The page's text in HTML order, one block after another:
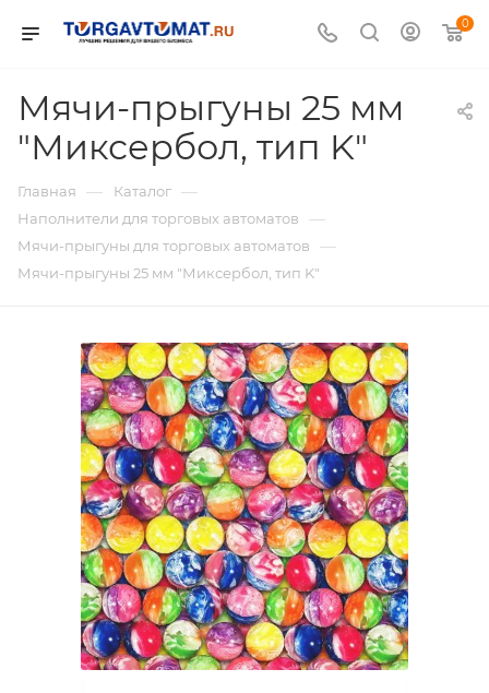
0
Мячи-прыгуны 25 мм
"Миксербол, тип K"
Главная — Каталог —
Наполнители для торговых автоматов —
Мячи-прыгуны для торговых автоматов —
Мячи-прыгуны 25 мм "Миксербол, тип K"